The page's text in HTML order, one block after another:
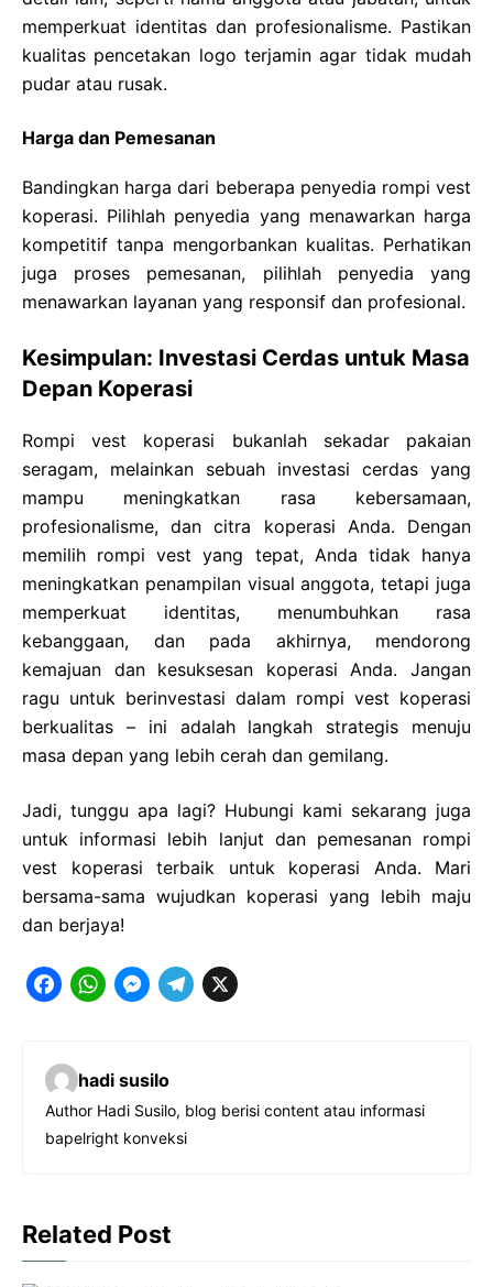
memperkuat identitas dan profesionalisme. Pastikan
kualitas pencetakan logo terjamin agar tidak mudah
pudar atau rusak.
Harga dan Pemesanan
Bandingkan harga dari beberapa penyedia rompi vest
koperasi. Pilihlah penyedia yang menawarkan harga
kompetitif tanpa mengorbankan kualitas. Perhatikan
juga proses pemesanan, pilihlah penyedia yang
menawarkan layanan yang responsif dan profesional.
Kesimpulan: Investasi Cerdas untuk Masa
Depan Koperasi
Rompi vest koperasi bukanlah sekadar pakaian
seragam, melainkan sebuah investasi cerdas yang
mampu meningkatkan rasa kebersamaan,
profesionalisme, dan citra koperasi Anda. Dengan
memilih rompi vest yang tepat, Anda tidak hanya
meningkatkan penampilan visual anggota, tetapi juga
memperkuat identitas, menumbuhkan rasa
kebanggaan, dan pada akhirnya, mendorong
kemajuan dan kesuksesan koperasi Anda. Jangan
ragu untuk berinvestasi dalam rompi vest koperasi
berkualitas – ini adalah langkah strategis menuju
masa depan yang lebih cerah dan gemilang.
Jadi, tunggu apa lagi? Hubungi kami sekarang juga
untuk informasi lebih lanjut dan pemesanan rompi
vest koperasi terbaik untuk koperasi Anda. Mari
bersama-sama wujudkan koperasi yang lebih maju
dan berjaya!
F
c
e
b
k
W
t
s
p
M
s
e
e
T
e
g
m
X
hadi susilo
Author Hadi Susilo, blog berisi content atau informasi
bapelright konveksi
Related Post